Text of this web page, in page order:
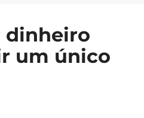
dinheiro
um único